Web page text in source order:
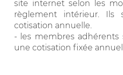
site internet selon les
règlement intérieur. Ils
cotisation annuelle.
- les membres
une cotisation fixée